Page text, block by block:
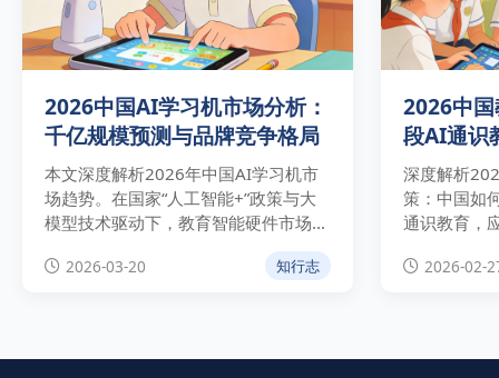
2026中国AI学习机市场分析：
千亿规模预测与品牌竞争格局
本文深度解析2026年中国AI学习机市
场趋势。在国家“人工智能+”政策与大
模型技术驱动下，教育智能硬件市场规
模预计在2026年突破千亿。全面剖析
科大讯飞、学而思、作业帮三大品牌竞
2026-03-20 知行志
2026中
段AI通识
深度解析
策：中国如
通识教育，
2026-02-